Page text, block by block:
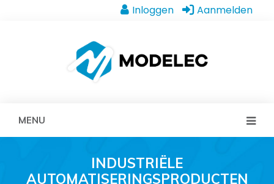
Inloggen Aanmelden
MENU
INDUSTRIËLE
AUTOMATISERINGSPRODUCTEN